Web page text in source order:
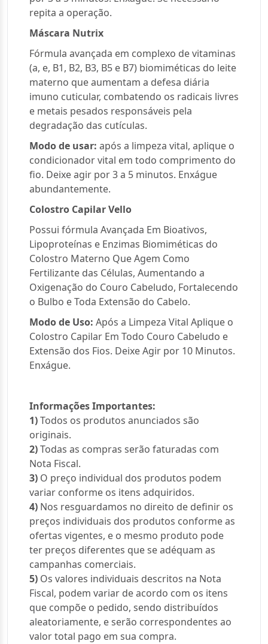
repita a operação.
Máscara Nutrix
Fórmula avançada em complexo de vitaminas
(a, e, B1, B2, B3, B5 e B7) biomiméticas do leite
materno que aumentam a defesa diária
imuno cuticular, combatendo os radicais livres
e metais pesados responsáveis pela
degradação das cutículas.
Modo de usar: após a limpeza vital, aplique o
condicionador vital em todo comprimento do
fio. Deixe agir por 3 a 5 minutos. Enxágue
abundantemente.
Colostro Capilar Vello
Possui fórmula Avançada Em Bioativos,
Lipoproteínas e Enzimas Biomiméticas do
Colostro Materno Que Agem Como
Fertilizante das Células, Aumentando a
Oxigenação do Couro Cabeludo, Fortalecendo
o Bulbo e Toda Extensão do Cabelo.
Modo de Uso: Após a Limpeza Vital Aplique o
Colostro Capilar Em Todo Couro Cabeludo e
Extensão dos Fios. Deixe Agir por 10 Minutos.
Enxágue.
Informações Importantes:
1)Todos os produtos anunciados são
originais.
2)Todas as compras serão faturadas com
Nota Fiscal.
3) O preço individual dos produtos podem
variar conforme os itens adquiridos.
4) Nos resguardamos no direito de definir os
preços individuais dos produtos conforme as
ofertas vigentes, e o mesmo produto pode
ter preços diferentes que se adéquam as
campanhas comerciais.
5) Os valores individuais descritos na Nota
Fiscal, podem variar de acordo com os itens
que compõe o pedido, sendo distribuídos
aleatoriamente, e serão correspondentes ao
valor total pago em sua compra.